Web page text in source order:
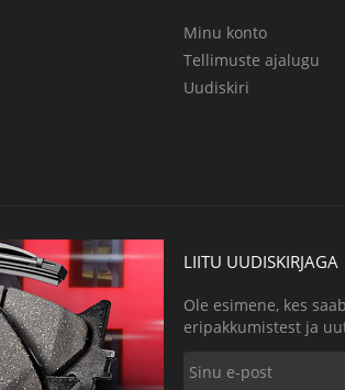
Minu konto
Tellimuste ajalugu
Uudiskiri
LIITU UUDISKIRJAGA
Ole esimene, kes
eripakkumistest ja